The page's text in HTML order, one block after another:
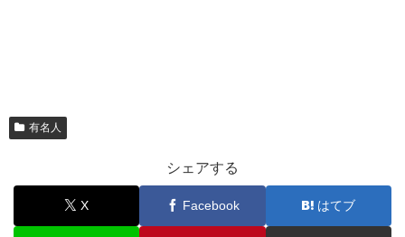
有名人
シェアする
X Facebook はてブ